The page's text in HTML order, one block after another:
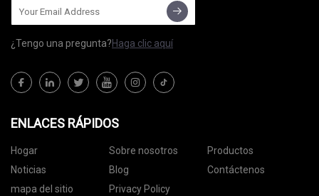
¿Tengo una pregunta?Haga clic aquí
ENLACES RÁPIDOS
Hogar Sobre nosotros
Productos
Noticias
Blog
Contáctenos
mapa del sitio
Privacy Policy